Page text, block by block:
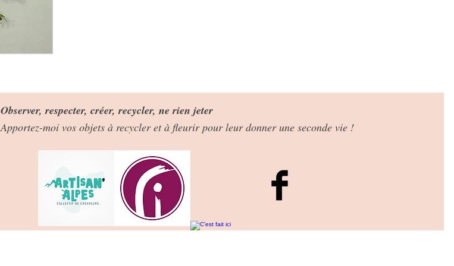
Observer, respecter, créer, recycler, ne rien jeter
Apportez-moi vos objets à recycler et à fleurir pour leur donner une seconde vie !